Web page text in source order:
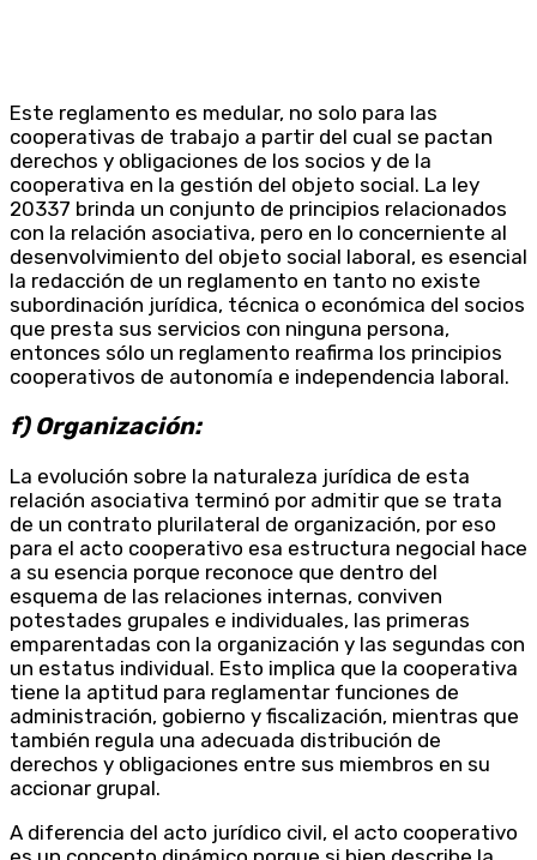
Este reglamento es medular, no solo para las
cooperativas de trabajo a partir del cual se pactan
derechos y obligaciones de los socios y de la
cooperativa en la gestión del objeto social. La ley
20337 brinda un conjunto de principios relacionados
con la relación asociativa, pero en lo concerniente al
desenvolvimiento del objeto social laboral, es esencial
la redacción de un reglamento en tanto no existe
subordinación jurídica, técnica o económica del socios
que presta sus servicios con ninguna persona,
entonces sólo un reglamento reafirma los principios
cooperativos de autonomía e independencia laboral.
f) Organización:
La evolución sobre la naturaleza jurídica de esta
relación asociativa terminó por admitir que se trata
de un contrato plurilateral de organización, por eso
para el acto cooperativo esa estructura negocial hace
a su esencia porque reconoce que dentro del
esquema de las relaciones internas, conviven
potestades grupales e individuales, las primeras
emparentadas con la organización y las segundas con
un estatus individual. Esto implica que la cooperativa
tiene la aptitud para reglamentar funciones de
administración, gobierno y fiscalización, mientras que
también regula una adecuada distribución de
derechos y obligaciones entre sus miembros en su
accionar grupal.
A diferencia del acto jurídico civil, el acto cooperativo